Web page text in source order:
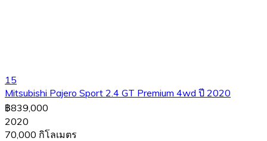
15
Mitsubishi Pajero Sport 2.4 GT Premium 4wd ปี 2020
฿839,000
2020
70,000 กิโลเมตร